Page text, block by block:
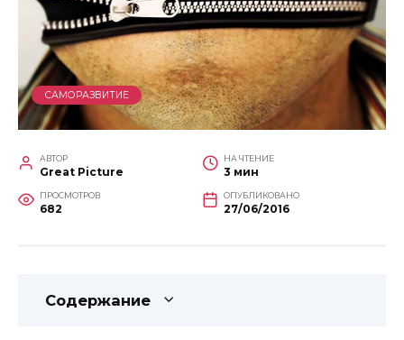
САМОРАЗВИТИЕ
АВТОР
Great Picture
НА ЧТЕНИЕ
3 мин
ПРОСМОТРОВ
682
ОПУБЛИКОВАНО
27/06/2016
Содержание